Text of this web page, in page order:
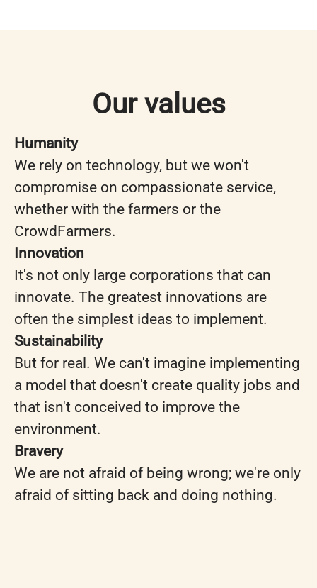
Our values
Humanity
We rely on technology, but we won't
compromise on compassionate service,
whether with the farmers or the
CrowdFarmers.
Innovation
It's not only large corporations that can
innovate. The greatest innovations are
often the simplest ideas to implement.
Sustainability
But for real. We can't imagine implementing
a model that doesn't create quality jobs and
that isn't conceived to improve the
environment.
Bravery
We are not afraid of being wrong; we're only
afraid of sitting back and doing nothing.